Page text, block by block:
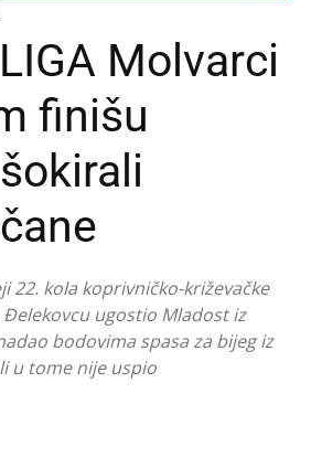
Molvarci
finišu
22. kola koprivničko-križevačke
Đelekovcu ugostio Mladost iz
bodovima spasa za bijeg iz
u tome nije uspio